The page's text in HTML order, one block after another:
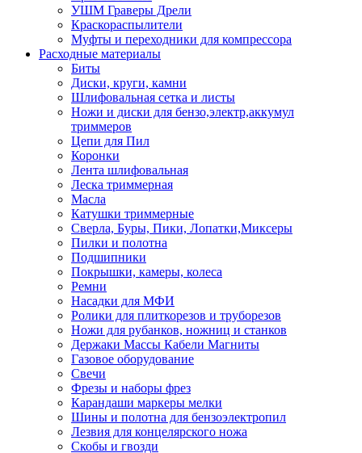
УШМ Граверы Дрели
Краскораспылители
Муфты и переходники для компрессора
Расходные материалы
Биты
Диски, круги, камни
Шлифовальная сетка и листы
Ножи и диски для бензо,электр,аккумул
триммеров
Цепи для Пил
Коронки
Лента шлифовальная
Леска триммерная
Масла
Катушки триммерные
Сверла, Буры, Пики, Лопатки,Миксеры
Пилки и полотна
Подшипники
Покрышки, камеры, колеса
Ремни
Насадки для МФИ
Ролики для плиткорезов и труборезов
Ножи для рубанков, ножниц и станков
Держаки Массы Кабели Магниты
Газовое оборудование
Свечи
Фрезы и наборы фрез
Карандаши маркеры мелки
Шины и полотна для бензоэлектропил
Лезвия для концелярского ножа
Скобы и гвозди